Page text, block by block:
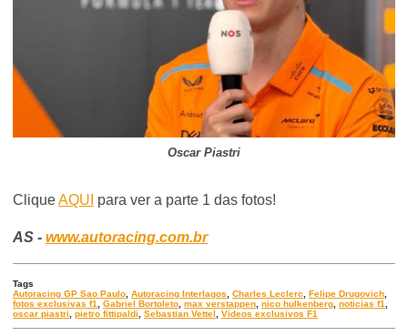
Oscar Piastri
CliqueAQUI para ver a parte 1 das fotos!
AS -www.autoracing.com.br
Tags
Autoracing GP Sao Paulo ,Autoracing Interlagos ,Charles Leclerc ,Felipe Drugovich
fotos exclusivas f1
,Gabriel Bortoleto ,max verstappen ,nico hulkenberg ,noticias f1
oscar piastri
,pietro fittipaldi ,Sebastian Vettel ,Videos exclusivos F1